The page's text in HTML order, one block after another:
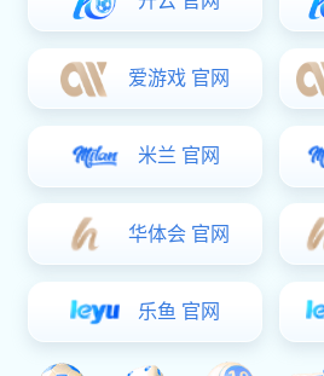
林、江苏省钓鱼协会主席徐山瀑
协会会长顾瑜芳、江苏垂钓书画
平、98hy22豪运国际 - 豪运国际
98hy22豪运国际 - 豪运国际 一
益事业，多次和省钓鱼协会合作
事业和全民健身起到了积极的促进